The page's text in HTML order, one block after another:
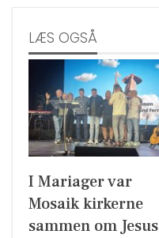
LÆS OGSÅ
I Mariager var
Mosaik kirkerne
sammen om Jesus